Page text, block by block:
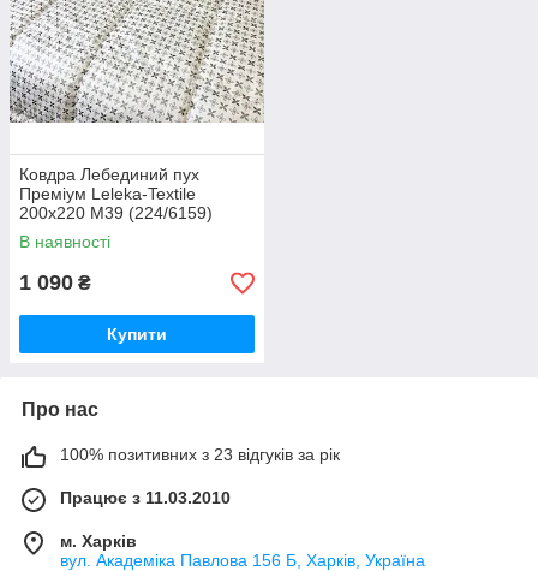
Ковдра Лебединий пух
Преміум Leleka-Textile
200х220 М39 (224/6159)
В наявності
1 090 ₴
Купити
Про нас
100% позитивних з 23 відгуків за рік
Працює з 11.03.2010
м. Харків
вул. Академіка Павлова 156 Б, Харків, Україна